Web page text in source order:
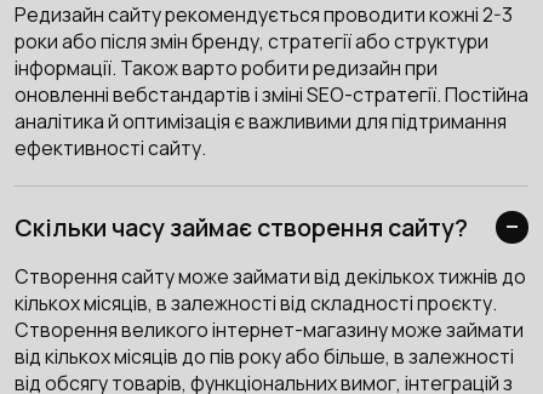
Редизайн сайту рекомендується проводити кожні 2-3
роки або після змін бренду, стратегії або структури
інформації. Також варто робити редизайн при
оновленні вебстандартів і зміні SEO-стратегії. Постійна
аналітика й оптимізація є важливими для підтримання
ефективності сайту.
Скільки часу займає створення сайту?
Створення сайту може займати від декількох тижнів до
кількох місяців, в залежності від складності проєкту.
Створення великого інтернет-магазину може займати
від кількох місяців до пів року або більше, в залежності
від обсягу товарів, функціональних вимог, інтеграцій з